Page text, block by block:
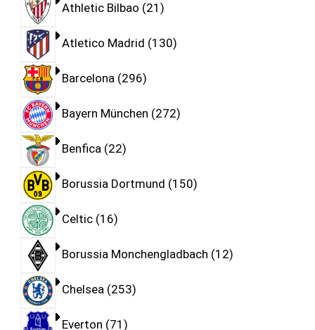
Athletic Bilbao 21
Atletico Madrid 130
Barcelona 296
Bayern München 272
Benfica 22
Borussia Dortmund 150
Celtic 16
Borussia Monchengladbach 12
Chelsea 253
Everton 71